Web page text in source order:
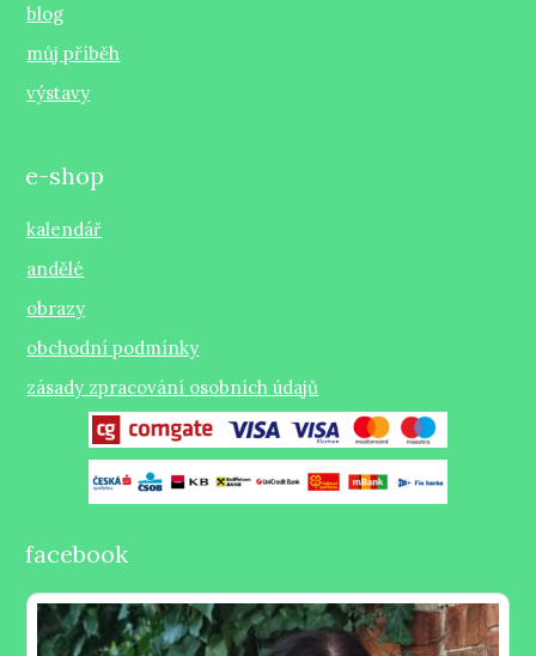
blog
můj příběh
výstavy
e-shop
kalendář
andělé
obrazy
obchodní podmínky
zásady zpracování osobních údajů
facebook